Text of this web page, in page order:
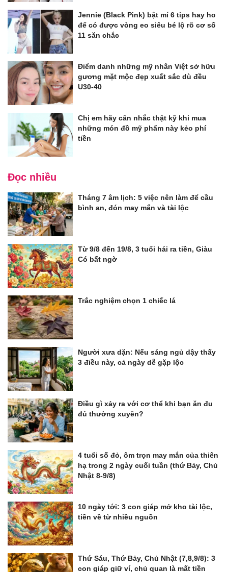
Jennie (Black Pink) bật mí 6 tips hay ho
để có được vòng eo siêu bé lộ rõ cơ số
11 săn chắc
Điểm danh những mỹ nhân Việt sở hữu
gương mặt mộc đẹp xuất sắc dù đều
U30-40
Chị em hãy cân nhắc thật kỹ khi mua
những món đồ mỹ phẩm này kẻo phí
tiền
Đọc nhiều
Tháng 7 âm lịch: 5 việc nên làm để cầu
bình an, đón may mắn và tài lộc
Từ 9/8 đến 19/8, 3 tuổi hái ra tiền, Giàu
Có bất ngờ
Trắc nghiệm chọn 1 chiếc lá
Người xưa dặn: Nếu sáng ngủ dậy thấy
3 điều này, cả ngày dễ gặp lộc
Điều gì xảy ra với cơ thể khi bạn ăn đu
đủ thường xuyên?
4 tuổi số đỏ, ôm trọn may mắn của thiên
hạ trong 2 ngày cuối tuần (thứ Bảy, Chủ
Nhật 8-9/8)
10 ngày tới: 3 con giáp mở kho tài lộc,
tiền về từ nhiều nguồn
Thứ Sáu, Thứ Bảy, Chủ Nhật (7,8,9/8): 3
con giáp giữ ví, chủ quan là mất tiền